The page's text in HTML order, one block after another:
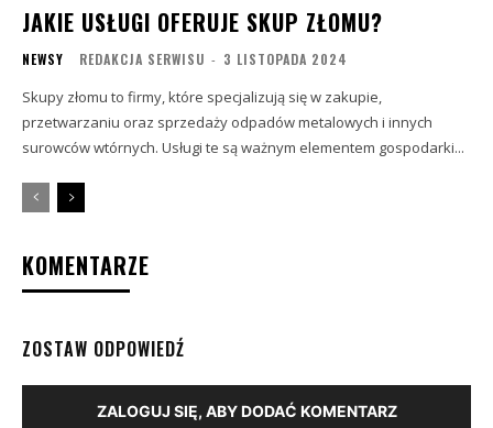
JAKIE USŁUGI OFERUJE SKUP ZŁOMU?
NEWSY REDAKCJA SERWISU - 3 LISTOPADA 2024
Skupy złomu to firmy, które specjalizują się w zakupie,
przetwarzaniu oraz sprzedaży odpadów metalowych i innych
surowców wtórnych. Usługi te są ważnym elementem gospodarki...
KOMENTARZE
ZOSTAW ODPOWIEDŹ
ZALOGUJ SIĘ, ABY DODAĆ KOMENTARZ